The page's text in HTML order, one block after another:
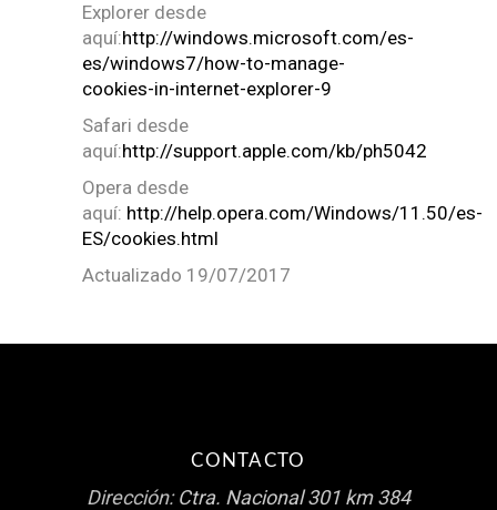
Explorer desde
aquí:http://windows.microsoft.com/es-
es/windows7/how-to-manage-
cookies-in-internet-explorer-9
Safari desde
aquí:http://support.apple.com/kb/ph5042
Opera desde
aquí: http://help.opera.com/Windows/11.50/es-
ES/cookies.html
Actualizado 19/07/2017
CONTACTO
Dirección:Ctra. Nacional 301 km 384